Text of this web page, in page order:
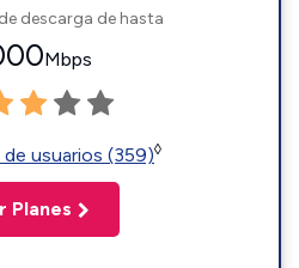
descarga de hasta
Mbps
usuarios (359)◊
Planes